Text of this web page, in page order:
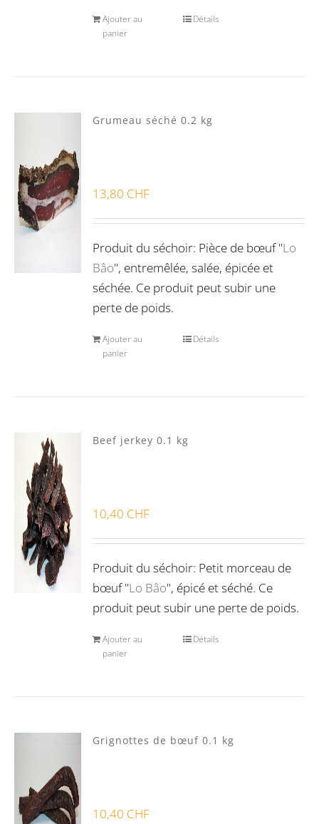
Ajouter au
panier
Détails
Grumeau séché 0.2 kg
13,80 CHF
Produit du séchoir: Pièce de bœuf "Lo
Bâo", entremêlée, salée, épicée et
séchée. Ce produit peut subir une
perte de poids.
Ajouter au
panier
Détails
Beef jerkey 0.1 kg
10,40 CHF
Produit du séchoir: Petit morceau de
bœuf "Lo Bâo", épicé et séché. Ce
produit peut subir une perte de poids.
Ajouter au
panier
Détails
Grignottes de bœuf 0.1 kg
10,40 CHF